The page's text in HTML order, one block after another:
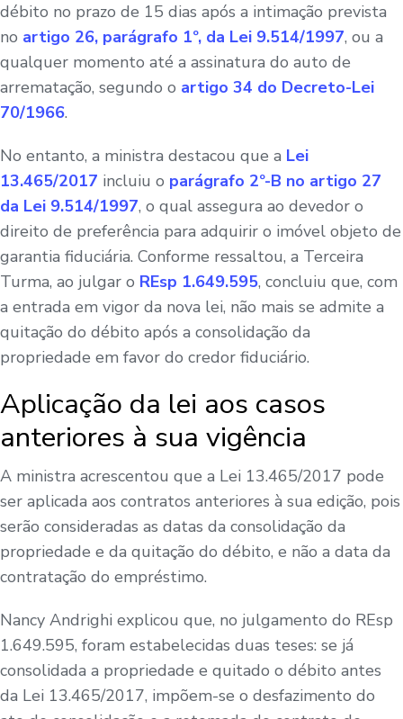
débito no prazo de 15 dias após a intimação prevista
no artigo 26, parágrafo 1º, da Lei 9.514/1997, ou a
qualquer momento até a assinatura do auto de
arrematação, segundo o artigo 34 do Decreto-Lei
70/1966.
No entanto, a ministra destacou que a Lei
13.465/2017 incluiu o parágrafo 2º-B no artigo 27
da Lei 9.514/1997, o qual assegura ao devedor o
direito de preferência para adquirir o imóvel objeto de
garantia fiduciária. Conforme ressaltou, a Terceira
Turma, ao julgar o REsp 1.649.595, concluiu que, com
a entrada em vigor da nova lei, não mais se admite a
quitação do débito após a consolidação da
propriedade em favor do credor fiduciário.
Aplicação da lei aos casos
anteriores à sua vigência
A ministra acrescentou que a Lei 13.465/2017 pode
ser aplicada aos contratos anteriores à sua edição, pois
serão consideradas as datas da consolidação da
propriedade e da quitação do débito, e não a data da
contratação do empréstimo.
Nancy Andrighi explicou que, no julgamento do REsp
1.649.595, foram estabelecidas duas teses: se já
consolidada a propriedade e quitado o débito antes
da Lei 13.465/2017, impõem-se o desfazimento do